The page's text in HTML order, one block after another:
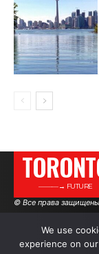
———→ FUTURE
© Все права
We use
experience on